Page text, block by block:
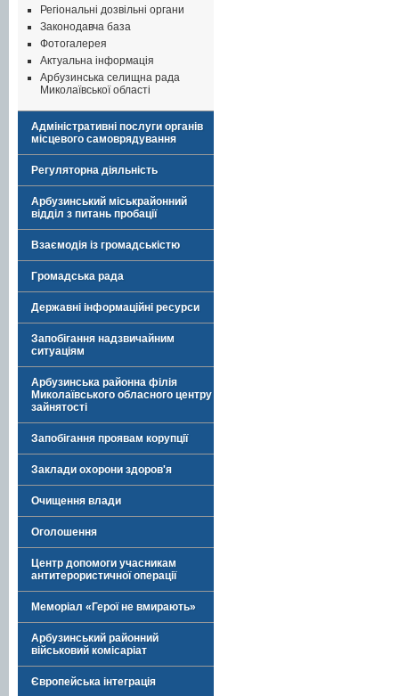
Регіональні дозвільні органи
Законодавча база
Фотогалерея
Актуальна інформація
Арбузинська селищна рада
Миколаївської області
Адміністративні послуги органів
місцевого самоврядування
Регуляторна діяльність
Арбузинський міськрайонний
відділ з питань пробації
Взаємодія із громадськістю
Громадська рада
Державні інформаційні ресурси
Запобігання надзвичайним
ситуаціям
Арбузинська районна філія
Миколаївського обласного центру
зайнятості
Запобігання проявам корупції
Заклади охорони здоров'я
Очищення влади
Оголошення
Центр допомоги учасникам
антитерористичної операції
Меморіал «Герої не вмирають»
Арбузинський районний
військовий комісаріат
Європейська інтеграція